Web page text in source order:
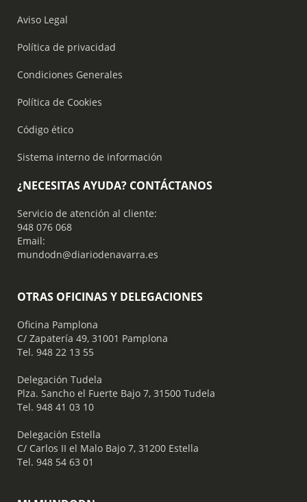
Aviso Legal
Política de privacidad
Condiciones Generales
Política de Cookies
Código ético
Sistema interno de información
¿NECESITAS AYUDA? CONTÁCTANOS
Servicio de atención al cliente:
948 076 068
Email:
mundodn@diariodenavarra.es
OTRAS OFICINAS Y DELEGACIONES
Oficina Pamplona
C/ Zapatería 49, 31001 Pamplona
Tel. 948 22 13 55
​ Delegación Tudela
Plza. Sancho el Fuerte Bajo 7, 31500 Tudela
Tel. 948 41 03 10
​ Delegación Estella
C/ Carlos II el Malo Bajo 7, 31200 Estella
Tel. 948 54 63 01